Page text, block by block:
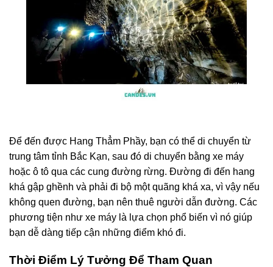
Để đến được Hang Thẳm Phầy, bạn có thể di chuyển từ
trung tâm tỉnh Bắc Kạn, sau đó di chuyển bằng xe máy
hoặc ô tô qua các cung đường rừng. Đường đi đến hang
khá gập ghềnh và phải đi bộ một quãng khá xa, vì vậy nếu
không quen đường, bạn nên thuê người dẫn đường. Các
phương tiện như xe máy là lựa chọn phổ biến vì nó giúp
bạn dễ dàng tiếp cận những điểm khó đi.
Thời Điểm Lý Tưởng Để Tham Quan